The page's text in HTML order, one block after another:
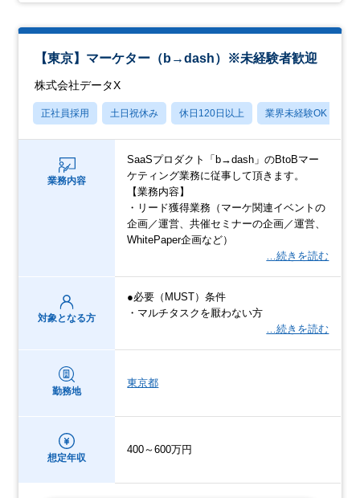
【東京】マーケター（b→dash）※未経験者歓迎
株式会社データX
正社員採用 土日祝休み 休日120日以上 業界未経験OK
業務内容
SaaSプロダクト「b→dash」のBtoBマー
ケティング業務に従事して頂きます。
【業務内容】
・リード獲得業務（マーケ関連イベントの
企画／運営、共催セミナーの企画／運営、
WhitePaper企画など）
…続きを読む
対象となる方
●必要（MUST）条件
・マルチタスクを厭わない方
…続きを読む
勤務地
東京都
想定年収
400～600万円